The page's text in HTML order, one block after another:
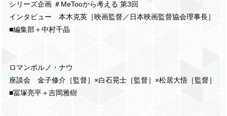
シリーズ企画 ＃MeTooから考える 第3回
インタビュー 本木克英［映画監督／日本映画監督協会理事長］
■編集部＋中村千晶
ロマンポルノ・ナウ
座談会 金子修介［監督］×白石晃士［監督］×松居大悟［監督］
■冨塚亮平＋吉岡雅樹